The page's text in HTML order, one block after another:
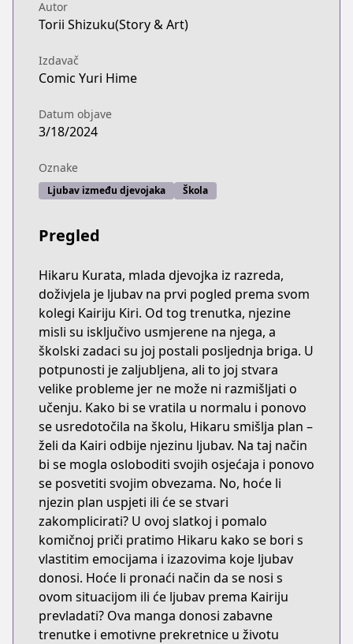
Autor
Torii Shizuku(Story & Art)
Izdavač
Comic Yuri Hime
Datum objave
3/18/2024
Oznake
Ljubav između djevojaka Škola
Pregled
Hikaru Kurata, mlada djevojka iz razreda,
doživjela je ljubav na prvi pogled prema svom
kolegi Kairiju Kiri. Od tog trenutka, njezine
misli su isključivo usmjerene na njega, a
školski zadaci su joj postali posljednja briga. U
potpunosti je zaljubljena, ali to joj stvara
velike probleme jer ne može ni razmišljati o
učenju. Kako bi se vratila u normalu i ponovo
se usredotočila na školu, Hikaru smišlja plan –
želi da Kairi odbije njezinu ljubav. Na taj način
bi se mogla osloboditi svojih osjećaja i ponovo
se posvetiti svojim obvezama. No, hoće li
njezin plan uspjeti ili će se stvari
zakomplicirati? U ovoj slatkoj i pomalo
komičnoj priči pratimo Hikaru kako se bori s
vlastitim emocijama i izazovima koje ljubav
donosi. Hoće li pronaći način da se nosi s
ovom situacijom ili će ljubav prema Kairiju
prevladati? Ova manga donosi zabavne
trenutke i emotivne prekretnice u životu